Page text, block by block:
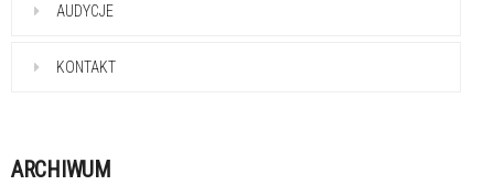
AUDYCJE
KONTAKT
ARCHIWUM